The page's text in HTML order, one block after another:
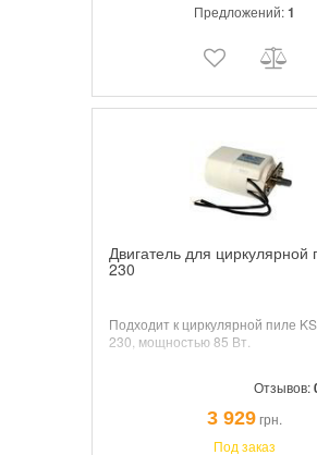
Предложений:1
Двигатель для циркулярной
230
Подходит к циркулярной пиле KS
230 , мощностью 85 Вт.
Отзывов:
3 929грн.
Под заказ